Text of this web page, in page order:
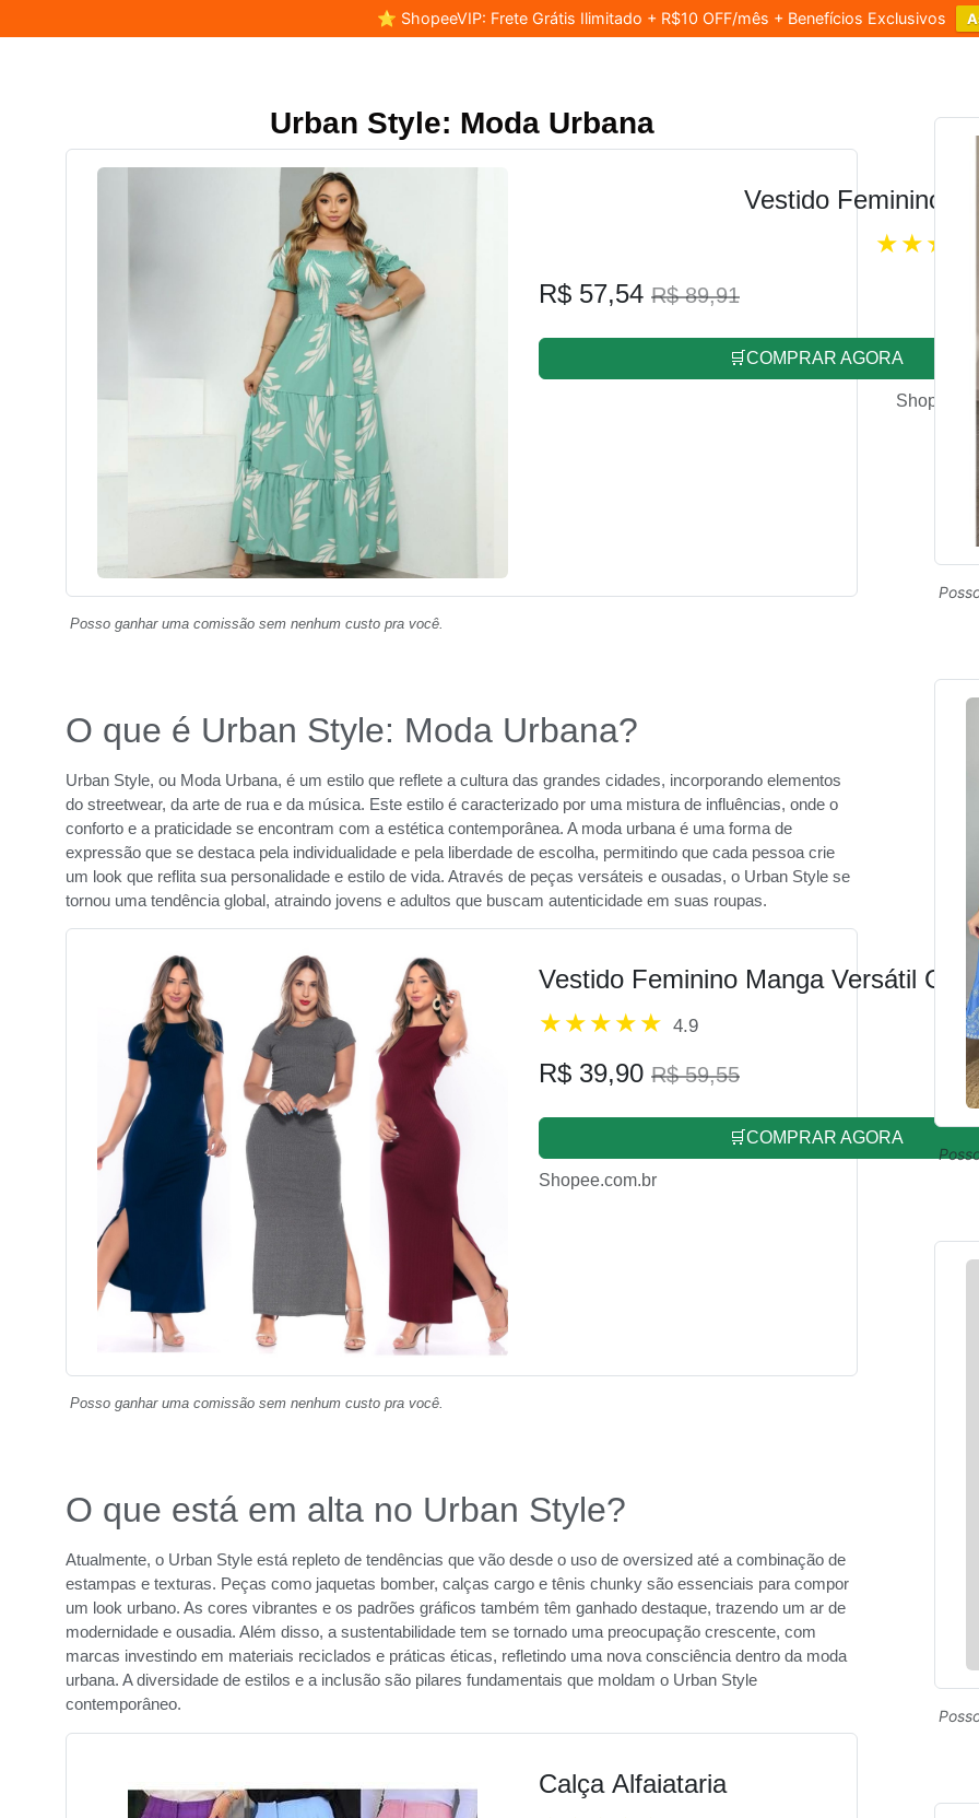
⭐ ShopeeVIP: Frete Grátis Ilimitado + R$10 OFF/mês + Benefícios Exclusivos
Urban Style: Moda Urbana
Vestido Feminino
R$ 57,54 R$ 89,91
🛒COMPRAR AGORA
Posso ganhar uma comissão sem nenhum custo pra você.
O que é Urban Style: Moda Urbana?
Urban Style, ou Moda Urbana, é um estilo que reflete a cultura das grandes cidades, incorporando elementos
do streetwear, da arte de rua e da música. Este estilo é caracterizado por uma mistura de influências, onde o
conforto e a praticidade se encontram com a estética contemporânea. A moda urbana é uma forma de
expressão que se destaca pela individualidade e pela liberdade de escolha, permitindo que cada pessoa crie
um look que reflita sua personalidade e estilo de vida. Através de peças versáteis e ousadas, o Urban Style se
tornou uma tendência global, atraindo jovens e adultos que buscam autenticidade em suas roupas.
Vestido Feminino Manga Versátil
4.9
R$ 39,90 R$ 59,55
🛒COMPRAR AGORA
Shopee.com.br
Posso ganhar uma comissão sem nenhum custo pra você.
O que está em alta no Urban Style?
Atualmente, o Urban Style está repleto de tendências que vão desde o uso de oversized até a combinação de
estampas e texturas. Peças como jaquetas bomber, calças cargo e tênis chunky são essenciais para compor
um look urbano. As cores vibrantes e os padrões gráficos também têm ganhado destaque, trazendo um ar de
modernidade e ousadia. Além disso, a sustentabilidade tem se tornado uma preocupação crescente, com
marcas investindo em materiais reciclados e práticas éticas, refletindo uma nova consciência dentro da moda
urbana. A diversidade de estilos e a inclusão são pilares fundamentais que moldam o Urban Style
contemporâneo.
Calça Alfaiataria